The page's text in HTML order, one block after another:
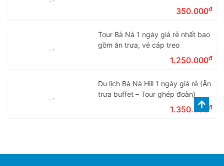
350.000đ
Tour Bà Nà 1 ngày giá rẻ nhất bao
gồm ăn trưa, vé cáp treo
1.250.000đ
Du lịch Bà Nà Hill 1 ngày giá rẻ (Ăn
trưa buffet – Tour ghép đoàn)
1.350.000 đ